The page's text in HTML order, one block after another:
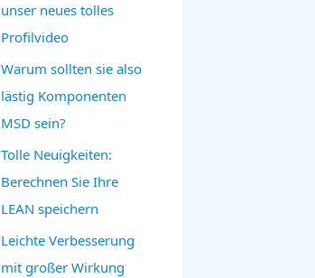
unser neues tolles
Profilvideo
Warum sollten sie also
lästig Komponenten
MSD sein?
Tolle Neuigkeiten:
Berechnen Sie Ihre
LEAN speichern
Leichte Verbesserung
mit großer Wirkung